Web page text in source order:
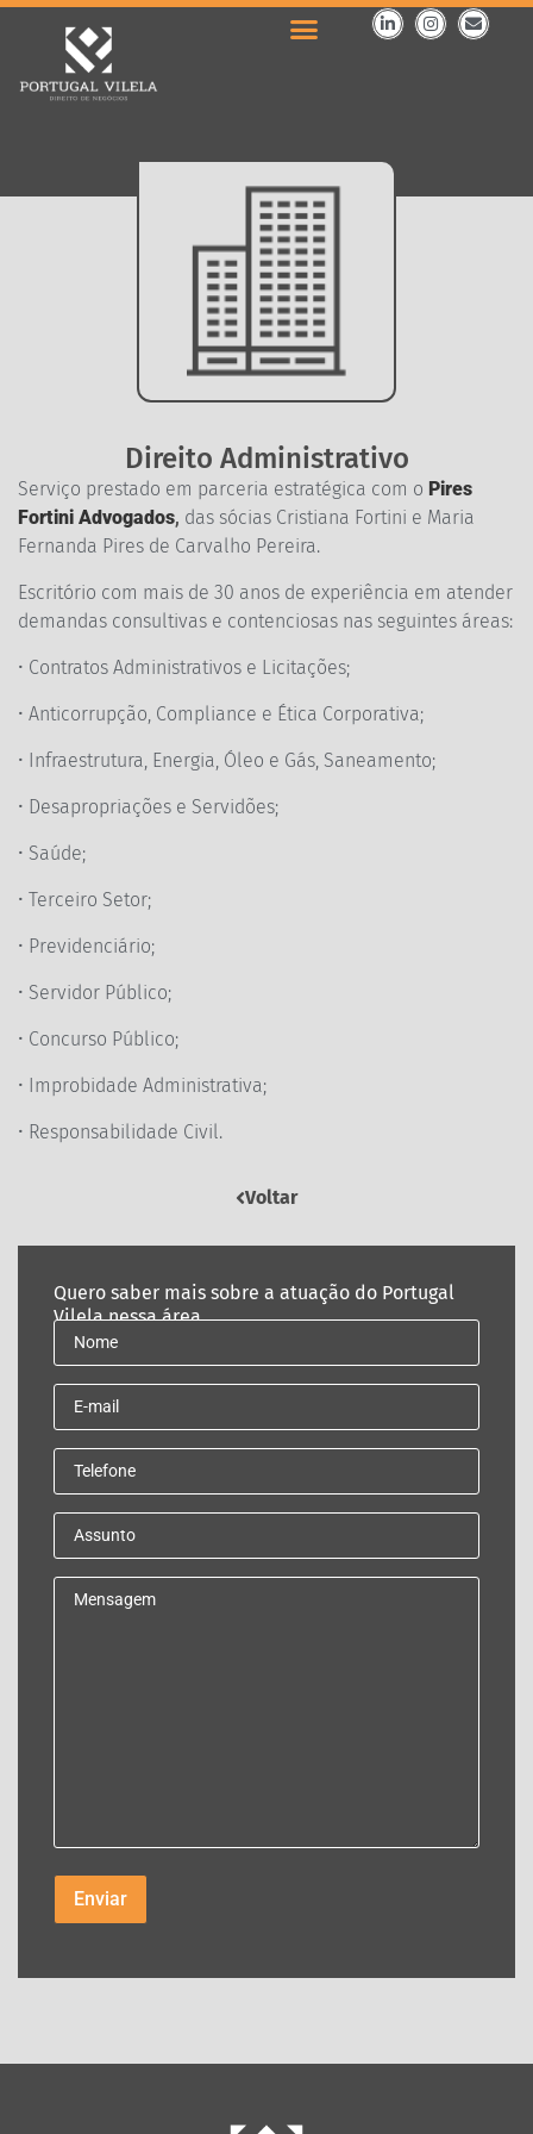
Direito Administrativo
Serviço prestado em parceria estratégica com o Pires
Fortini Advogados, das sócias Cristiana Fortini e Maria
Fernanda Pires de Carvalho Pereira.
Escritório com mais de 30 anos de experiência em atender
demandas consultivas e contenciosas nas seguintes áreas:
• Contratos Administrativos e Licitações;
• Anticorrupção, Compliance e Ética Corporativa;
• Infraestrutura, Energia, Óleo e Gás, Saneamento;
• Desapropriações e Servidões;
• Saúde;
• Terceiro Setor;
• Previdenciário;
• Servidor Público;
• Concurso Público;
• Improbidade Administrativa;
• Responsabilidade Civil.
Voltar
Quero saber mais sobre a atuação do Portugal
Vilela nessa área.